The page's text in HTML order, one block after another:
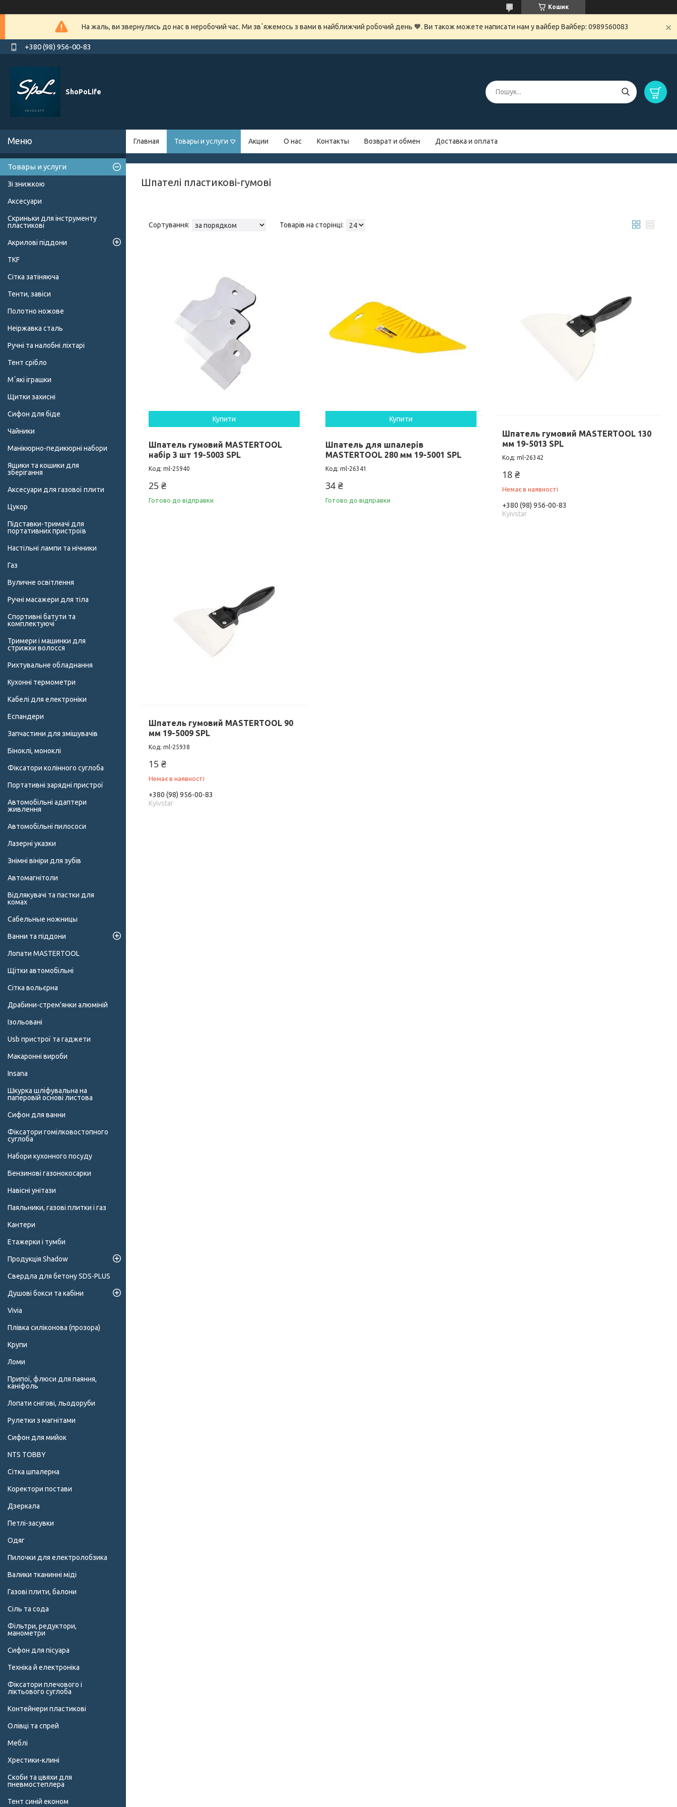
Кошик
На жаль, ви звернулись до нас в неробочий час. Ми звʼяжемось з вами в найближчий робочий день 🧡. Ви також можете написати нам у вайбер Вайбер: 0989560083
+380 (98) 956-00-83
ShoPoLife
Главная Товары и услуги Акции О нас Контакты Возврат и обмен Доставка и оплата
Шпателі пластикові-гумові
Купити
Шпатель гумовий MASTERTOOL
набір 3 шт 19-5003 SPL
ml-25940
25 ₴
Готово до відправки
Купити
Шпатель для шпалерів
MASTERTOOL 280 мм 19-5001 SPL
ml-26341
34 ₴
Готово до відправки
Шпатель гумовий MASTERTOOL 130
мм 19-5013 SPL
ml-26342
18 ₴
Немає в наявності
+380 (98) 956-00-83
Kyivstar
Шпатель гумовий MASTERTOOL 90
мм 19-5009 SPL
ml-25938
15 ₴
Немає в наявності
+380 (98) 956-00-83
Kyivstar
Товары и услуги
Зі знижкою
Аксесуари
Скриньки для інструменту
пластикові
Акрилові піддони
TKF
Сітка затіняюча
Тенти, завіси
Полотно ножове
Неіржавка сталь
Ручні та налобні ліхтарі
Тент срібло
Мʼякі іграшки
Щитки захисні
Сифон для біде
Чайники
Манікюрно-педикюрні набори
Ящики та кошики для
зберігання
Аксесуари для газової плити
Цукор
Підставки-тримачі для
портативних пристроїв
Настільні лампи та нічники
Газ
Вуличне освітлення
Ручні масажери для тіла
Спортивні батути та
комплектуючі
Тримери і машинки для
стрижки волосся
Рихтувальне обладнання
Кухонні термометри
Кабелі для електроніки
Еспандери
Запчастини для змішувачів
Біноклі, моноклі
Фіксатори колінного суглоба
Портативні зарядні пристрої
Автомобільні адаптери
живлення
Автомобільні пилососи
Лазерні указки
Знімні вініри для зубів
Автомагнітоли
Відлякувачі та пастки для
комах
Сабельные ножницы
Ванни та піддони
Лопати MASTERTOOL
Щітки автомобільні
Сітка вольєрна
Драбини-стрем'янки алюміній
Ізольовані
Usb пристрої та гаджети
Макаронні вироби
Insana
Шкурка шліфувальна на
паперовій основі листова
Сифон для ванни
Фіксатори гомілковостопного
суглоба
Набори кухонного посуду
Бензинові газонокосарки
Навісні унітази
Паяльники, газові плитки і газ
Кантери
Етажерки і тумби
Продукція Shadow
Свердла для бетону SDS-PLUS
Душові бокси та кабіни
Vivia
Плівка силіконова (прозора)
Крупи
Ломи
Припої, флюси для паяння,
каніфоль
Лопати снігові, льодоруби
Рулетки з магнітами
Сифон для мийок
NTS TOBBY
Сітка шпалерна
Коректори постави
Дзеркала
Петлі-засувки
Одяг
Пилочки для електролобзика
Валики тканинні міді
Газові плити, балони
Сіль та сода
Фільтри, редуктори,
манометри
Сифон для пісуара
Техніка й електроніка
Фіксатори плечового і
ліктьового суглоба
Контейнери пластикові
Олівці та спрей
Меблі
Хрестики-клині
Скоби та цвяхи для
пневмостеплера
Тент синій економ